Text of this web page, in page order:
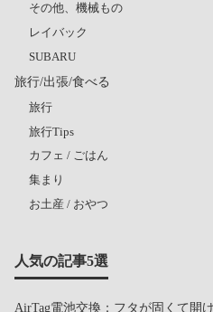
その他、機械もの
レイバック
SUBARU
旅行/出張/食べる
旅行
旅行Tips
カフェ / ごはん
集まり
お土産 / おやつ
人気の記事5選
AirTag電池交換：フタが固くて開